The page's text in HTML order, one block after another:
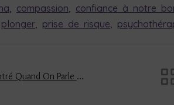
, compassion, confiance à notre
plonger, prise de risque,
Comment Rester Centré Quand On Parle De Politique ?